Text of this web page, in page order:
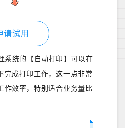
请试用
系统的【自动打印】可以在
完成打印工作，这一点非常
作效率，特别适合业务量比